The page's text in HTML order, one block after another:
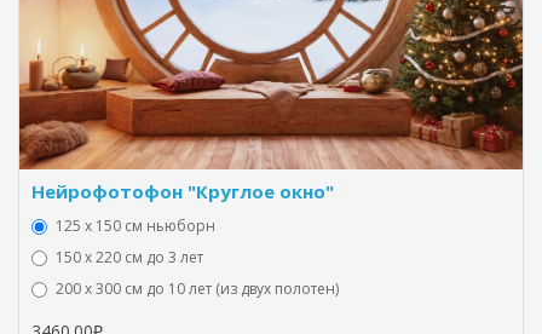
Нейрофотофон "Круглое окно"
125 x 150 см ньюборн
150 х 220 см до 3 лет
200 х 300 см до 10 лет (из двух полотен)